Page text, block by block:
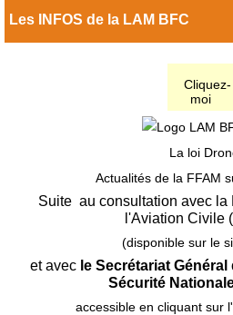
Les INFOS de la LAM BFC
Cliquez-
moi
La loi
Actualités de la FFAM
Suite au consultation avec la
l'Aviation Civile
(disponible sur le
et avec le Secrétariat
Sécurité
accessible en cliquant sur